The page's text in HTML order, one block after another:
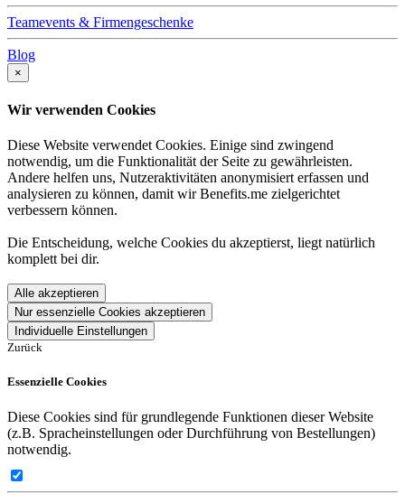
Teamevents & Firmengeschenke
Blog
×
Wir verwenden Cookies
Diese Website verwendet Cookies. Einige sind zwingend
notwendig, um die Funktionalität der Seite zu gewährleisten.
Andere helfen uns, Nutzeraktivitäten anonymisiert erfassen und
analysieren zu können, damit wir Benefits.me zielgerichtet
verbessern können.
Die Entscheidung, welche Cookies du akzeptierst, liegt natürlich
komplett bei dir.
Alle akzeptieren
Nur essenzielle Cookies akzeptieren
Individuelle Einstellungen
Zurück
Essenzielle Cookies
Diese Cookies sind für grundlegende Funktionen dieser Website
(z.B. Spracheinstellungen oder Durchführung von Bestellungen)
notwendig.